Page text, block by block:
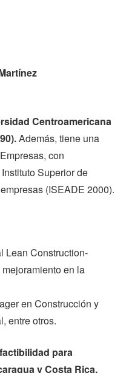
Centroamericana
Además, tiene una
con
Superior de
(ISEADE 2000).
Lean Construction-
en la
en Construcción y
entre otros.
para
y Costa Rica.